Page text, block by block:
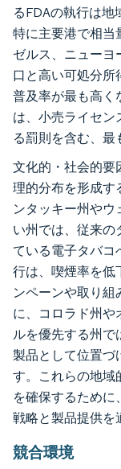
るFDAの執行は
特に主要港で相当
ゼルス、ニューヨ
口と高い可処分所
普及率が最も高く
は、小売ライセン
る罰則を含む、最
文化的・社会的要
理的分布を形成す
ンタッキー州や
い州では、従来の
ている電子タバコ
行は、喫煙率を低
ンペーンや取り
に、コロラド州や
ルを優先する州で
製品として位置づ
す。これらの地域
を確保するため
戦略と製品提供を
競合環境